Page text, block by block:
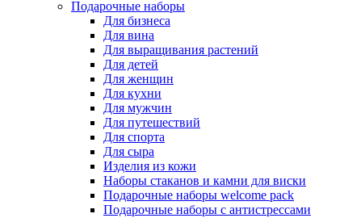
Подарочные наборы
Для бизнеса
Для вина
Для выращивания растений
Для детей
Для женщин
Для кухни
Для мужчин
Для путешествий
Для спорта
Для сыра
Изделия из кожи
Наборы стаканов и камни для виски
Подарочные наборы welcome pack
Подарочные наборы с антистрессами